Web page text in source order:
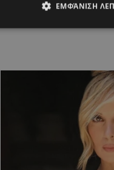
ΕΜΦΆΝΙΣΗ